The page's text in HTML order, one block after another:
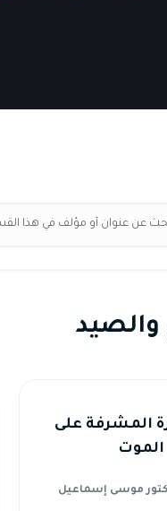
والصيد
المشرفة على
الموت
موسى إسماعيل